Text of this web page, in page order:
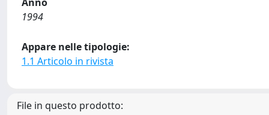
1994
Appare nelle tipologie:
1.1 Articolo in rivista
File in questo prodotto: